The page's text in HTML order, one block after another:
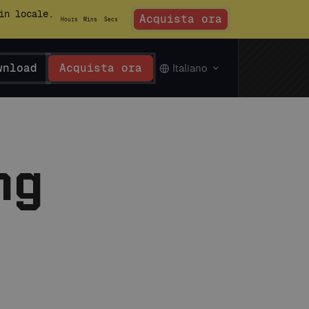
locale.
Hours Mins Secs Acquista ora
Acquista ora Italiano